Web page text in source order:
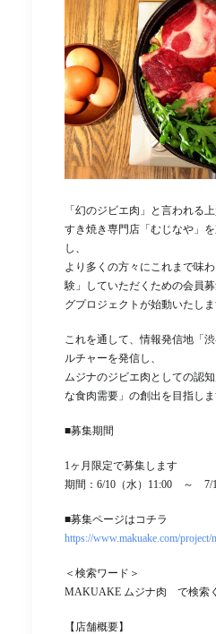
「幻のジビエ肉」と言われる
すき焼き専門店「むじなや」
し、
より多くの方々にこれまで味
験」していただくための会員
グプロジェクトが始動いたしま
これを通して、情報発信地「
ルチャーを発信し、
ムジナのジビエ肉としての認
な食肉需要」の創出を目指しま
■募集期間
1ヶ月限定で募集します
期間：6/10（水）11:00 ～ 7/
■募集ページはコチラ
https://www.makuake.com/project/
＜検索ワード＞
MAKUAKE ムジナ肉 で検索く
【店舗概要】